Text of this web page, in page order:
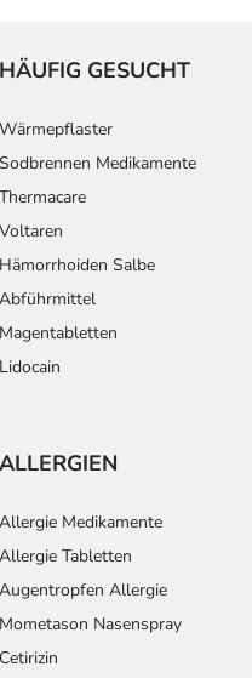
HÄUFIG GESUCHT
Wärmepflaster
Sodbrennen Medikamente
Thermacare
Voltaren
Hämorrhoiden Salbe
Abführmittel
Magentabletten
Lidocain
ALLERGIEN
Allergie Medikamente
Allergie Tabletten
Augentropfen Allergie
Mometason Nasenspray
Cetirizin